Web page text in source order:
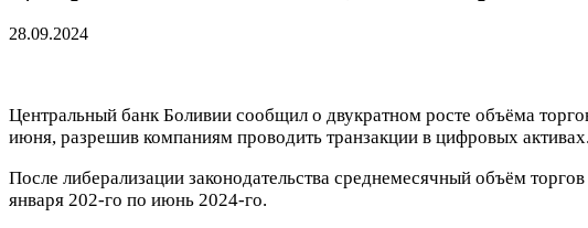
28.09.2024
Центральный банк Боливии сообщил о двукратном росте объёма
июня, разрешив компаниям проводить транзакции в цифровых активах.
После либерализации законодательства среднемесячный объём
января 202-го по июнь 2024-го.